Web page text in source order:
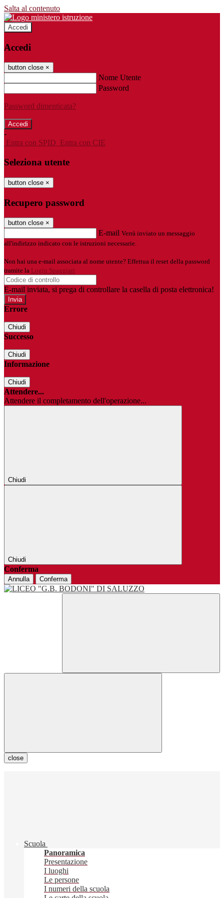
Salta al contenuto
Accedi
Accedi
button close ×
Nome Utente
Password
Password dimenticata?
-
Entra con SPID Entra con CIE
Seleziona utente
button close ×
Recupero password
button close ×
E-mail Verrà inviato un messaggio
all'indirizzo indicato con le istruzioni necessarie.
Non hai una e-mail associata al nome utente? Effettua il reset della password
tramite la Login Spaggiari
E-mail inviata, si prega di controllare la casella di posta elettronica!
Errore
Chiudi
Successo
Chiudi
Informazione
Chiudi
Attendere...
Attendere il completamento dell'operazione...
Chiudi
Chiudi
Conferma
Annulla Conferma
close
Scuola
Panoramica
Presentazione
I luoghi
Le persone
I numeri della scuola